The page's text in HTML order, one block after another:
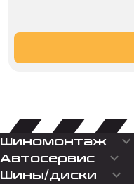
Шиномонтаж keyboard_arrow_down
Автосервис keyboard_arrow_down
Шины/диски keyboard_arrow_down